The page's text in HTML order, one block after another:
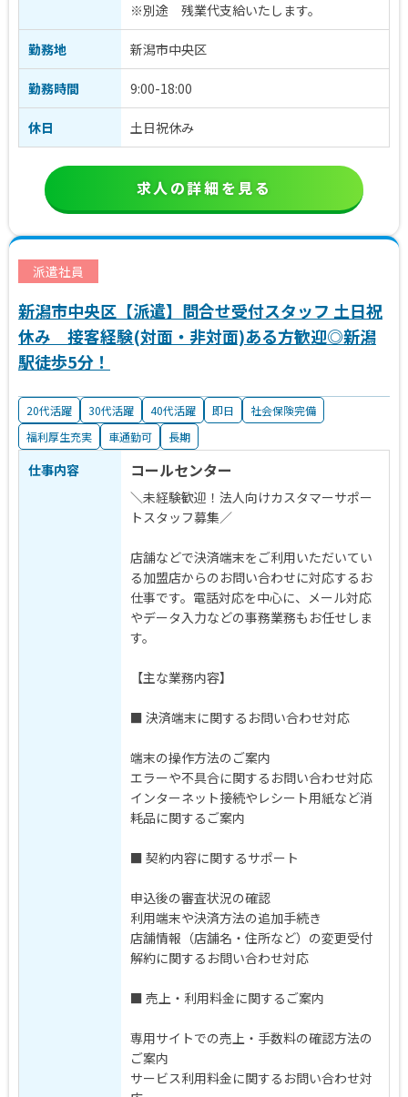
※別途 残業代支給いたします。
勤務地 新潟市中央区
勤務時間 9:00-18:00
休日 土日祝休み
求人の詳細を見る
派遣社員
新潟市中央区【派遣】問合せ受付スタッフ 土日祝
休み 接客経験(対面・非対面)ある方歓迎◎新潟
駅徒歩5分！
20代活躍 30代活躍 40代活躍 即日
社会保険完備
福利厚生充実
車通勤可 長期
仕事内容 コールセンター
＼未経験歓迎！法人向けカスタマーサポー
トスタッフ募集／
店舗などで決済端末をご利用いただいてい
る加盟店からのお問い合わせに対応するお
仕事です。電話対応を中心に、メール対応
やデータ入力などの事務業務もお任せしま
す。
【主な業務内容】
■ 決済端末に関するお問い合わせ対応
端末の操作方法のご案内
エラーや不具合に関するお問い合わせ対応
インターネット接続やレシート用紙など消
耗品に関するご案内
■ 契約内容に関するサポート
申込後の審査状況の確認
利用端末や決済方法の追加手続き
店舗情報（店舗名・住所など）の変更受付
解約に関するお問い合わせ対応
■ 売上・利用料金に関するご案内
専用サイトでの売上・手数料の確認方法の
ご案内
サービス利用料金に関するお問い合わせ対